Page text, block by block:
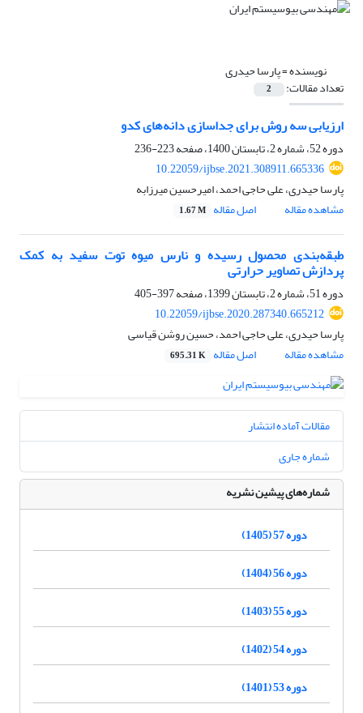
نویسنده =پارسا حیدری
تعداد مقالات: 2
ارزیابی سه روش برای جداسازی دانه‌های کدو
دوره 52، شماره 2، تابستان 1400، صفحه
223-236
10.22059/ijbse.2021.308911.665336
پارسا حیدری، علی حاجی احمد، امیرحسین میرزابه
مشاهده مقاله
اصل مقاله 1.67 M
طبقه‌بندی محصول رسیده و نارس میوه توت سفید به کمک
پردازش تصاویر حرارتی
دوره 51، شماره 2، تابستان 1399، صفحه
397-405
10.22059/ijbse.2020.287340.665212
پارسا حیدری، علی حاجی احمد، حسین روشن قیاسی
مشاهده مقاله
اصل مقاله 695.31 K
مقالات آماده انتشار
شماره جاری
شماره‌های پیشین نشریه
دوره 57 (1405)
دوره 56 (1404)
دوره 55 (1403)
دوره 54 (1402)
دوره 53 (1401)